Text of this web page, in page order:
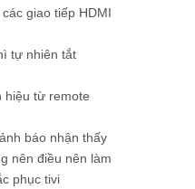
giao tiếp HDMI
tự nhiên tắt
hiệu từ remote
báo nhận thấy
nên điều nên làm
phục tivi